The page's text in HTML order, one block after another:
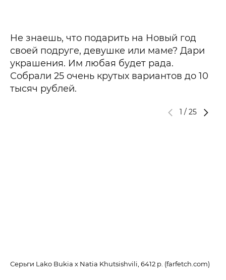
Не знаешь, что подарить на Новый год
своей подруге, девушке или маме? Дари
украшения. Им любая будет рада.
Собрали 25 очень крутых вариантов до 10
тысяч рублей.
1 / 25
Серьги Lako Bukia x Natia Khutsishvili, 6412 p. (farfetch.com)